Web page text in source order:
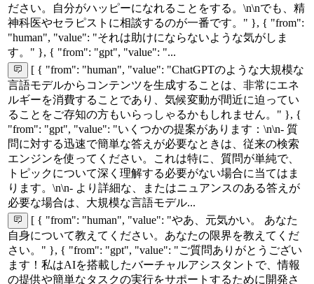
ださい。自分がハッピーになれることをする。\n\nでも、精
神科医やセラピストに相談するのが一番です。" }, { "from":
"human", "value": "それは助けにならないような気がしま
す。" }, { "from": "gpt", "value": "...
[ { "from": "human", "value": "ChatGPTのような大規模な
言語モデルからコンテンツを生成することは、非常にエネ
ルギーを消費することであり、気候変動が間近に迫ってい
ることをご存知の方もいらっしゃるかもしれません。" }, {
"from": "gpt", "value": "いくつかの提案があります：\n\n- 質
問に対する迅速で簡単な答えが必要なときは、従来の検索
エンジンを使ってください。これは特に、質問が単純で、
トピックについて深く理解する必要がない場合に当てはま
ります。\n\n- より詳細な、またはニュアンスのある答えが
必要な場合は、大規模な言語モデル...
[ { "from": "human", "value": "やあ、元気かい。 あなた
自身について教えてください。あなたの限界を教えてくだ
さい。" }, { "from": "gpt", "value": "ご質問ありがとうござい
ます！私はAIを搭載したバーチャルアシスタントで、情報
の提供や簡単なタスクの実行をサポートするために開発さ